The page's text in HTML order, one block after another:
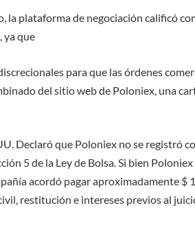
la plataforma de negociación calificó
ya que
para que las órdenes
del sitio web de Poloniex, una
Declaró que Poloniex no se registró
5 de la Ley de Bolsa. Si bien
acordó pagar aproximadamente $
restitución e intereses previos al